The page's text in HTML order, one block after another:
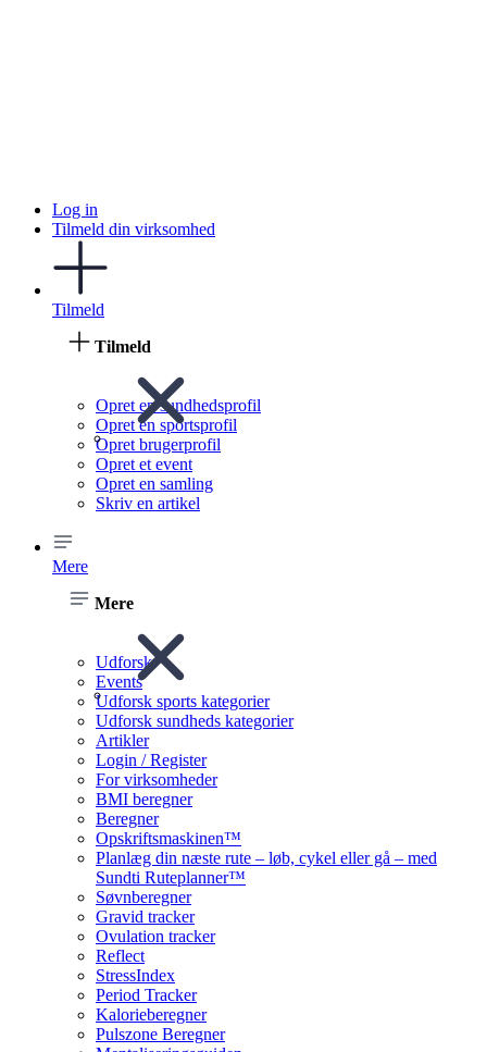
Log in
Tilmeld din virksomhed
Tilmeld
Tilmeld
Opret en sundhedsprofil
Opret en sportsprofil
Opret brugerprofil
Opret et event
Opret en samling
Skriv en artikel
Mere
Mere
Udforsk
Events
Udforsk sports kategorier
Udforsk sundheds kategorier
Artikler
Login / Register
For virksomheder
BMI beregner
Beregner
Opskriftsmaskinen™
Planlæg din næste rute – løb, cykel eller gå – med
Sundti Ruteplanner™
Søvnberegner
Gravid tracker
Ovulation tracker
Reflect
StressIndex
Period Tracker
Kalorieberegner
Pulszone Beregner